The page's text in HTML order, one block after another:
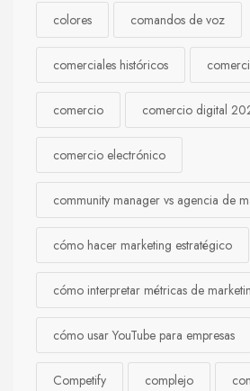
colores comandos de voz
comerciales históricos
comercio comercio digital
comercio electrónico
community manager vs agencia de
cómo hacer marketing estratégico
cómo interpretar métricas de
cómo usar YouTube para empresas
Competify complejo